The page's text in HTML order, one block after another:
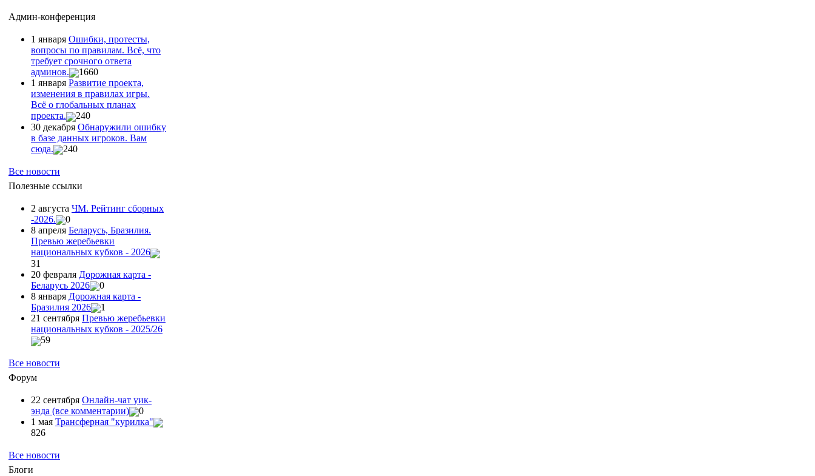
Админ-конференция
1 января Ошибки, протесты,
вопросы по правилам. Всё, что
требует срочного ответа
админов.
1660
1 января Развитие проекта,
изменения в правилах игры.
Всё о глобальных планах
проекта.
240
30 декабря Обнаружили ошибку
в базе данных игроков. Вам
сюда.
240
Все новости
Полезные ссылки
2 августа ЧМ. Рейтинг сборных
-2026.
0
8 апреля Беларусь, Бразилия.
Превью жеребьевки
национальных кубков - 2026
31
20 февраля Дорожная карта -
Беларусь 2026
0
8 января Дорожная карта -
Бразилия 2026
1
21 сентября Превью жеребьевки
национальных кубков - 2025/26
59
Все новости
Форум
22 сентября Онлайн-чат уик-
энда (все комментарии)
0
1 мая Трансферная "курилка"
826
Все новости
Блоги